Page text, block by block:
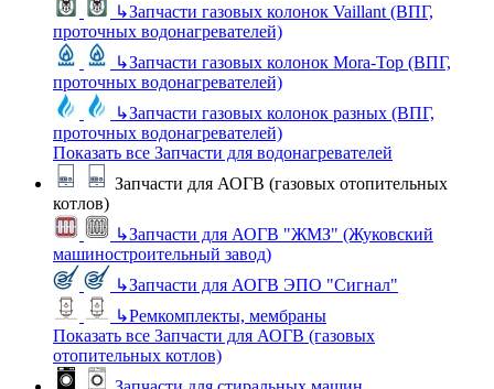
↳Запчасти газовых колонок Vaillant (ВПГ,
проточных водонагревателей)
↳Запчасти газовых колонок Mora-Top (ВПГ,
проточных водонагревателей)
↳Запчасти газовых колонок разных (ВПГ,
проточных водонагревателей)
Показать все Запчасти для водонагревателей
Запчасти для АОГВ (газовых отопительных
котлов)
↳Запчасти для АОГВ "ЖМЗ" (Жуковский
машиностроительный завод)
↳Запчасти для АОГВ ЭПО "Сигнал"
↳Ремкомплекты, мембраны
Показать все Запчасти для АОГВ (газовых
отопительных котлов)